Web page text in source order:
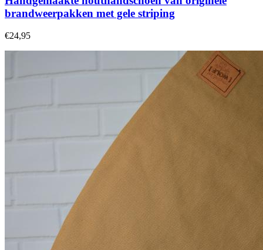
brandweerpakken met gele striping
€24,95